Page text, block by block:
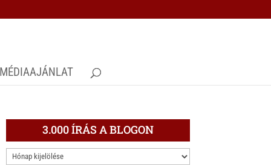
MÉDIAAJÁNLAT
3.000 ÍRÁS A BLOGON
3.000